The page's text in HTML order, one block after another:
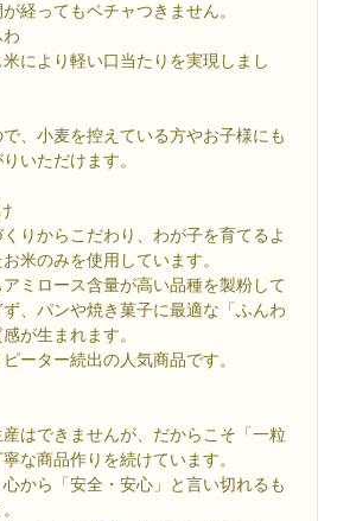
経ってもベチャつきません。
わ
により軽い口当たりを実現しまし
、小麦を控えている方やお子様にも
いただけます。
りからこだわり、わが子を育てるよ
米のみを使用しています。
ミロース含量が高い品種を製粉して
、パンや焼き菓子に最適な「ふんわ
が生まれます。
ーター続出の人気商品です。
はできませんが、だからこそ「一粒
な商品作りを続けています。
から「安全・安心」と言い切れるも